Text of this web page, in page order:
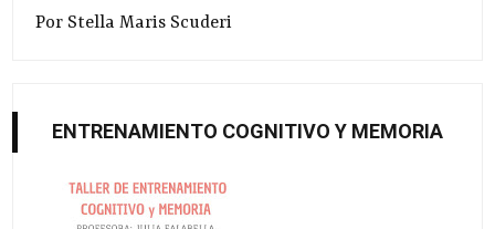
Por Stella Maris Scuderi
ENTRENAMIENTO COGNITIVO Y MEMORIA